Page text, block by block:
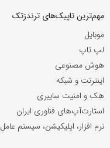
مهم‌ترین تاپیک‌های ترندزتک
موبایل
لپ تاپ
هوش مصنوعی
اینترنت و شبکه
هک و امنیت سایبری
استارت‌آپ‌های فناوری ایران
نرم افزار، اپلیکیشن، سیستم عامل